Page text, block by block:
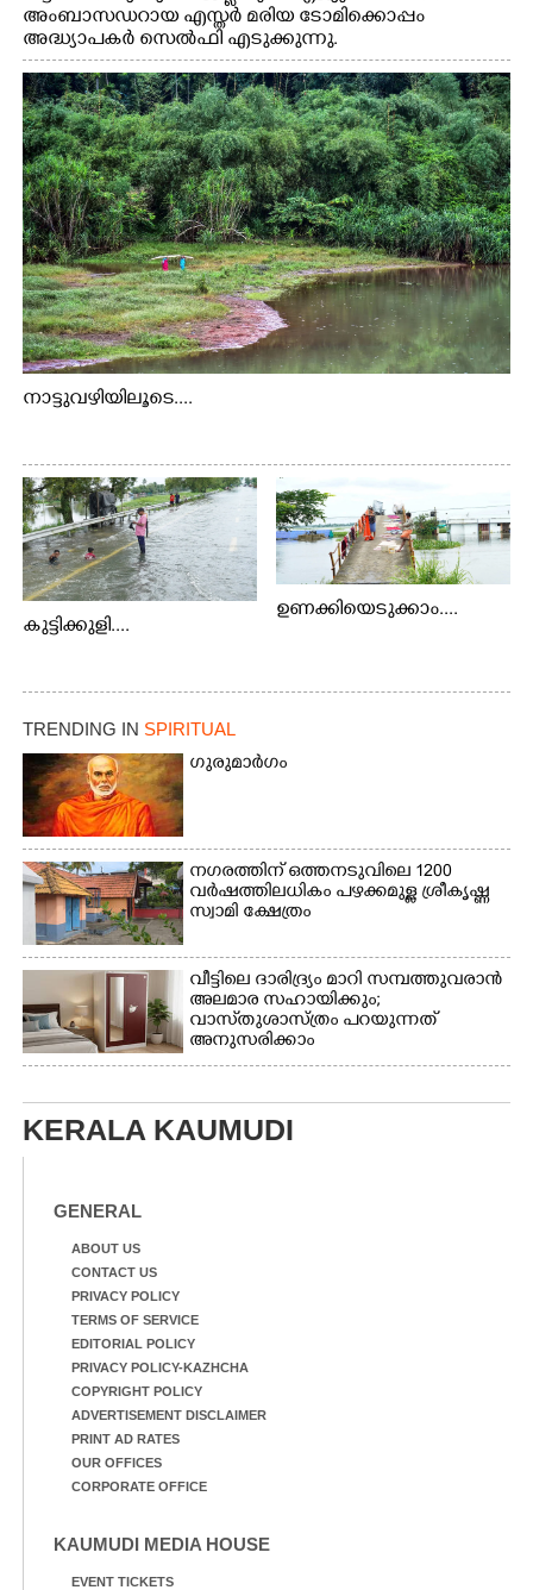
അംബാസഡറായ എസ്തർ മരിയ ടോമിക്കൊപ്പം
അദ്ധ്യാപകർ സെൽഫി എടുക്കുന്നു.
നാട്ടുവഴിയിലൂടെ....
കുട്ടിക്കുളി....
ഉണക്കിയെടുക്കാം....
TRENDING IN SPIRITUAL
ഗുരുമാർഗം
നഗരത്തിന് ഒത്തനടുവിലെ 1200
വർഷത്തിലധികം പഴക്കമുള്ള ശ്രീകൃഷ്ണ
സ്വാമി ക്ഷേത്രം
വീട്ടിലെ ദാരിദ്ര്യം മാറി സമ്പത്തുവരാൻ
അലമാര സഹായിക്കും;
വാസ്‌തുശാസ്ത്രം പറയുന്നത്
അനുസരിക്കാം
KERALA KAUMUDI
GENERAL
ABOUT US
CONTACT US
PRIVACY POLICY
TERMS OF SERVICE
EDITORIAL POLICY
PRIVACY POLICY-KAZHCHA
COPYRIGHT POLICY
ADVERTISEMENT DISCLAIMER
PRINT AD RATES
OUR OFFICES
CORPORATE OFFICE
KAUMUDI MEDIA HOUSE
EVENT TICKETS